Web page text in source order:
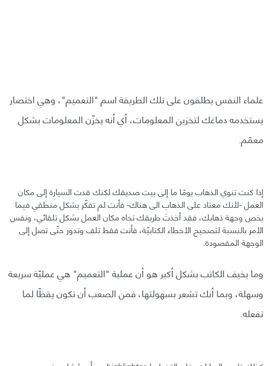
علماء النفس يطلقون على تلك الطريقة اسم "التعميم"، وهي اختصار
يستخدمه دماغك لتخزين المعلومات، أي أنه يخزّن المعلومات بشكل
معمّم.
إذا كنت تنوي الذهاب يومًا ما إلى بيت صديقك لكنك قدت السيارة إلى مكان
العمل -لأنك معتاد على الذهاب الى هناك- فأنت لم تفكّر بشكل منطقي فيما
يخص وجهة ذهابك، فقد أخذتَ طريقك تجاه مكان العمل بشكل تلقائي، ونفس
الأمر بالنسبة لتصحيح الأخطاء الكتابيّة، فأنت فقط تلف وتدور حتّى تصل إلى
الوجهة المقصودة.
وما يخيف الكاتب بشكل أكبر هو أن عملية "التعميم" هي عمليّة سريعة
وسهلة، وبما أنك تشعر بسهولتها، فمن الصعب أن تكون يقظًا لما
تفعله.